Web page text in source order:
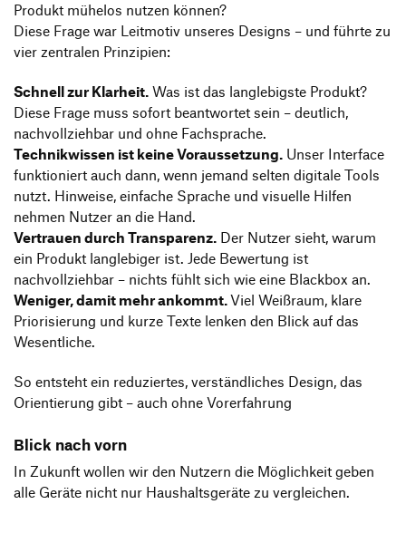
Produkt mühelos nutzen können?
Diese Frage war Leitmotiv unseres Designs – und führte zu
vier zentralen Prinzipien:
Schnell zur Klarheit. Was ist das langlebigste Produkt?
Diese Frage muss sofort beantwortet sein – deutlich,
nachvollziehbar und ohne Fachsprache.
Technikwissen ist keine Voraussetzung. Unser Interface
funktioniert auch dann, wenn jemand selten digitale Tools
nutzt. Hinweise, einfache Sprache und visuelle Hilfen
nehmen Nutzer an die Hand.
Vertrauen durch Transparenz. Der Nutzer sieht, warum
ein Produkt langlebiger ist. Jede Bewertung ist
nachvollziehbar – nichts fühlt sich wie eine Blackbox an.
Weniger, damit mehr ankommt.Viel Weißraum, klare
Priorisierung und kurze Texte lenken den Blick auf das
Wesentliche.
So entsteht ein reduziertes, verständliches Design, das
Orientierung gibt – auch ohne Vorerfahrung
Blick nach vorn
In Zukunft wollen wir den Nutzern die Möglichkeit geben
alle Geräte nicht nur Haushaltsgeräte zu vergleichen.